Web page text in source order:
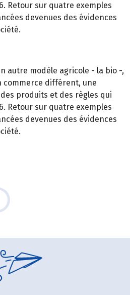
Retour sur quatre exemples
devenues des évidences
autre modèle agricole - la bio -,
différent, une
produits et des règles qui
Retour sur quatre exemples
devenues des évidences